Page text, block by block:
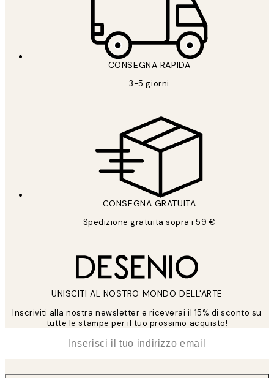
CONSEGNA RAPIDA
3-5 giorni
CONSEGNA GRATUITA
Spedizione gratuita sopra i 59 €
UNISCITI AL NOSTRO MONDO DELL'ARTE
Inscriviti alla nostra newsletter e riceverai il 15% di sconto su
tutte le stampe per il tuo prossimo acquisto!